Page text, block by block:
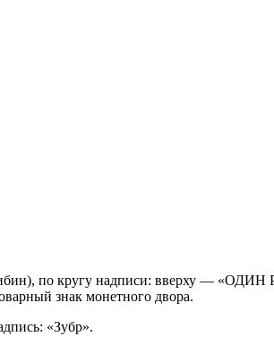
по кругу надписи: вверху —
знак монетного двора.
«Зубр».